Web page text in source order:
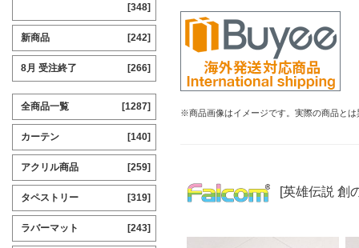
※商品画像はイメージです。実際の商品と
[英雄伝説 創
[348]
新商品 [242]
8月 受注終了 [266]
全商品一覧 [1287]
カーテン [140]
アクリル商品 [259]
タペストリー [319]
ラバーマット [243]